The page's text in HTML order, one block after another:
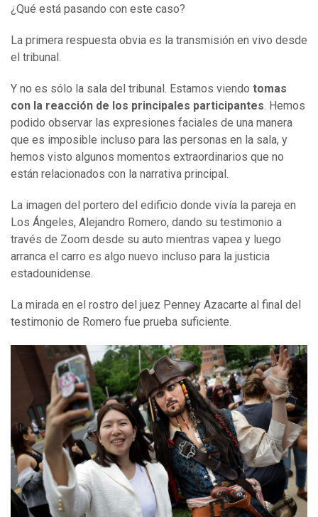
¿Qué está pasando con este caso?
La primera respuesta obvia es la transmisión en vivo desde
el tribunal.
Y no es sólo la sala del tribunal. Estamos viendo tomas
con la reacción de los principales participantes. Hemos
podido observar las expresiones faciales de una manera
que es imposible incluso para las personas en la sala, y
hemos visto algunos momentos extraordinarios que no
están relacionados con la narrativa principal.
La imagen del portero del edificio donde vivía la pareja en
Los Ángeles, Alejandro Romero, dando su testimonio a
través de Zoom desde su auto mientras vapea y luego
arranca el carro es algo nuevo incluso para la justicia
estadounidense.
La mirada en el rostro del juez Penney Azacarte al final del
testimonio de Romero fue prueba suficiente.